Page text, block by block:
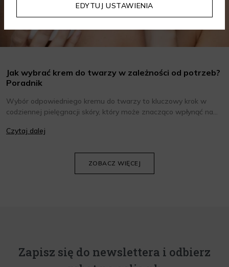
Jak wybrać krem do twarzy w zależności od potrzeb?
Poradnik
Wybór odpowiedniego kremu do twarzy to kluczowy krok w
codziennej pielęgnacji skóry, który może znacząco wpłynąć na
oraz wiedzieć, jak dopasować je do potrzeb własnej skóry.
Czytaj dalej
ZOBACZ WIĘCEJ
Zapisz się do newslettera i odbierz
EDYTUJ USTAWIENIA